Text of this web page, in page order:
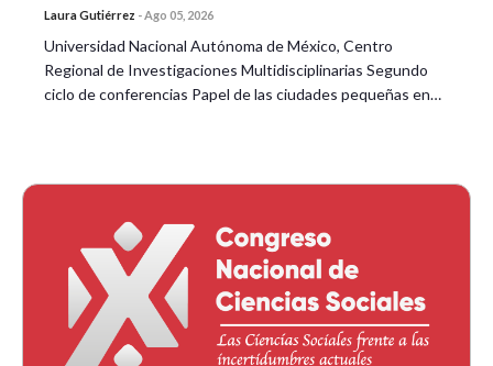
Laura Gutiérrez -Ago 05, 2026
Universidad Nacional Autónoma de México, Centro
Regional de Investigaciones Multidisciplinarias Segundo
ciclo de conferencias Papel de las ciudades pequeñas en…